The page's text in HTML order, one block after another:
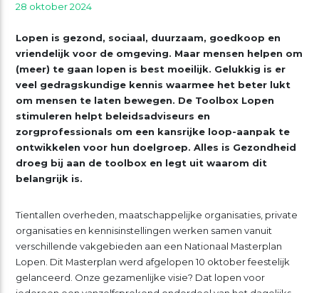
28 oktober 2024
Lopen is gezond, sociaal, duurzaam, goedkoop en
vriendelijk voor de omgeving. Maar mensen helpen om
(meer) te gaan lopen is best moeilijk. Gelukkig is er
veel gedragskundige kennis waarmee het beter lukt
om mensen te laten bewegen. De Toolbox Lopen
stimuleren helpt beleidsadviseurs en
zorgprofessionals om een kansrijke loop-aanpak te
ontwikkelen voor hun doelgroep. Alles is Gezondheid
droeg bij aan de toolbox en legt uit waarom dit
belangrijk is.
Tientallen overheden, maatschappelijke organisaties, private
organisaties en kennisinstellingen werken samen vanuit
verschillende vakgebieden aan een Nationaal Masterplan
Lopen. Dit Masterplan werd afgelopen 10 oktober feestelijk
gelanceerd. Onze gezamenlijke visie? Dat lopen voor